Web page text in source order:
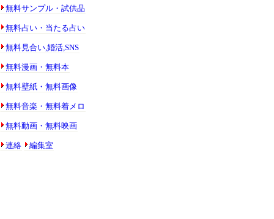
無料サンプル・試供品
無料占い・当たる占い
無料見合い,婚活,SNS
無料漫画・無料本
無料壁紙・無料画像
無料音楽・無料着メロ
無料動画・無料映画
連絡 編集室